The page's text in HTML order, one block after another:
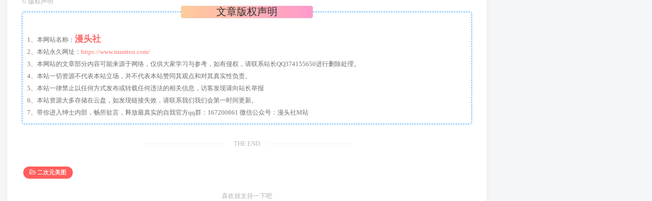
© 版权声明
文章版权声明
1、本网站名称： 漫头社
2、本站永久网址： https://www.mamtou.com/
3、本网站的文章部分内容可能来源于网络，仅供大家学习与参考，如有侵权，请联系站长QQ374155650进行删除处理。
4、本站一切资源不代表本站立场，并不代表本站赞同其观点和对其真实性负责。
5、本站一律禁止以任何方式发布或转载任何违法的相关信息，访客发现请向站长举报
6、本站资源大多存储在云盘，如发现链接失效，请联系我们我们会第一时间更新。
7、带你进入绅士内部，畅所欲言，释放最真实的自我官方qq群：167200861 微信公众号：漫头社M站
THE END
二次元美图
喜欢就支持一下吧